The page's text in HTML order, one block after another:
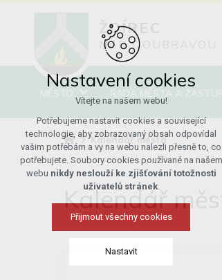
ŽDÍREC
NAD DOUBRAVOU
RADA MĚSTA A
Kalendář města
Kalendář
Nastavení cookies
Vítejte na našem webu!
Potřebujeme nastavit cookies a související
technologie, aby zobrazovaný obsah odpovídal
vašim potřebám a vy na webu nalezli přesně to, co
potřebujete. Soubory cookies používané na našem
webu nikdy neslouží ke zjišťování totožnosti
uživatelů stránek.
Přijmout všechny cookies
Nastavit